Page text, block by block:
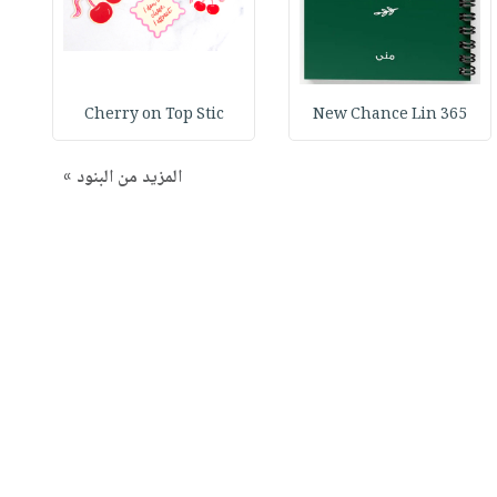
365 New Chance Lin
Cherry on Top Stic
المزيد من البنود »